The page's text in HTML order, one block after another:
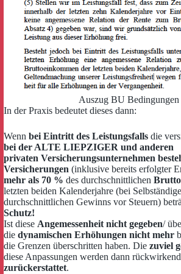
Auszug BU
In der Praxis bedeutet dieses dann:
Wenn bei Eintritt des Leistungsfalls die
bei der ALTE LIEPZIGER und anderen
privaten Versicherungsunternehmen
Versicherungen (inklusive bereits erfolgter
mehr als 70 % des durchschnittlichen Brutto
letzten beiden Kalenderjahre (bei
durchschnittlichen Gewinns vor Steuern)
Schutz!
Ist diese Angemessenheit nicht gegeben/
die dynamischen Erhöhungen nicht mehr
die Grenzen überschritten haben. Die zuviel
diese Anpassungen werden dann
zurückerstattet.